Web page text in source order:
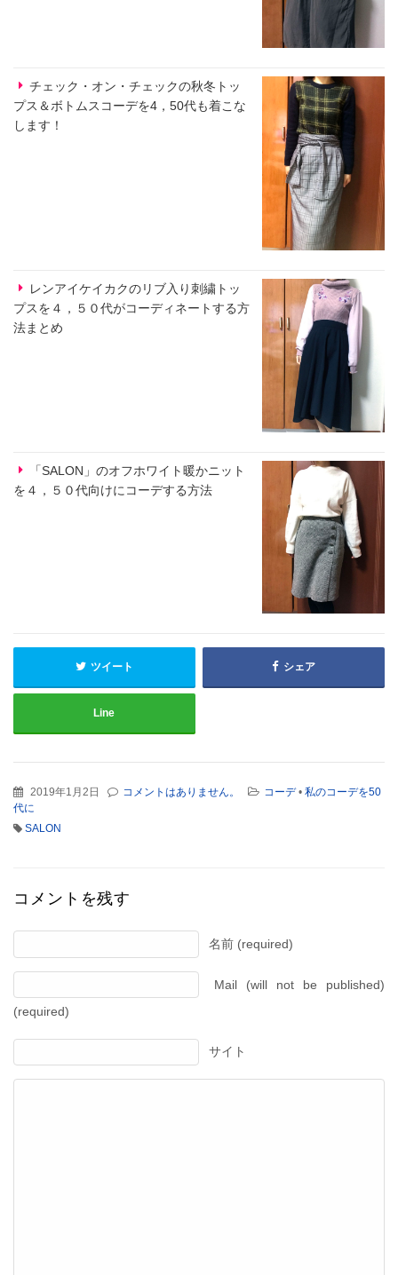
チェック・オン・チェックの秋冬トッ
プス＆ボトムスコーデを4，50代も着こな
します！
レンアイケイカクのリブ入り刺繍トッ
プスを４，５０代がコーディネートする方
法まとめ
「SALON」のオフホワイト暖かニット
を４，５０代向けにコーデする方法
ツイート シェア
Line
2019年1月2日 コメントはありません。 コーデ• 私のコーデを50
代に
SALON
コメントを残す
名前 (required)
Mail (will not be published)
(required)
サイト